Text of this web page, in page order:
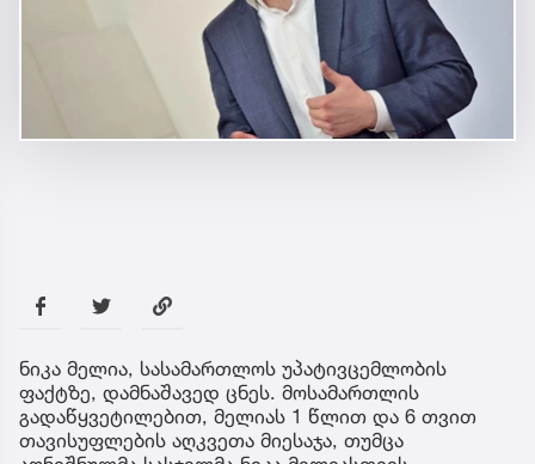
ნიკა მელია, სასამართლოს უპატივცემლობის
ფაქტზე, დამნაშავედ ცნეს. მოსამართლის
გადაწყვეტილებით, მელიას 1 წლით და 6 თვით
თავისუფლების აღკვეთა მიესაჯა, თუმცა